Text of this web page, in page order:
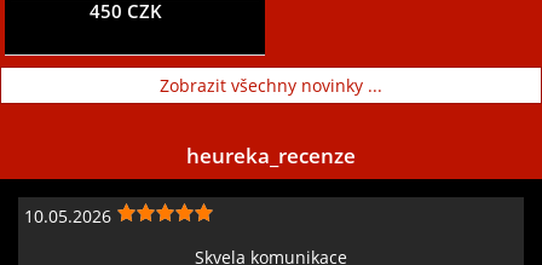
450 CZK
Zobrazit všechny novinky ...
heureka_recenze
10.05.2026
Skvela komunikace